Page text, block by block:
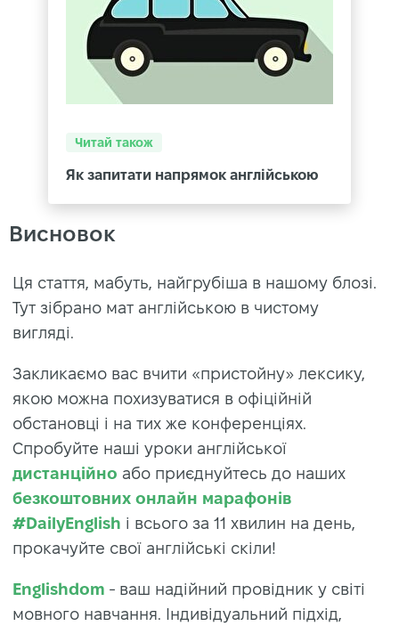
Читай також
Як запитати напрямок англійською
Висновок
Ця стаття, мабуть, найгрубіша в нашому блозі.
Тут зібрано мат англійською в чистому
вигляді.
Закликаємо вас вчити «пристойну» лексику,
якою можна похизуватися в офіційній
обстановці і на тих же конференціях.
Спробуйте наші уроки англійської
дистанційно або приєднуйтесь до наших
безкоштовних онлайн марафонів
#DailyEnglish і всього за 11 хвилин на день,
прокачуйте свої англійські скіли!
Englishdom - ваш надійний провідник у світі
мовного навчання. Індивідуальний підхід,